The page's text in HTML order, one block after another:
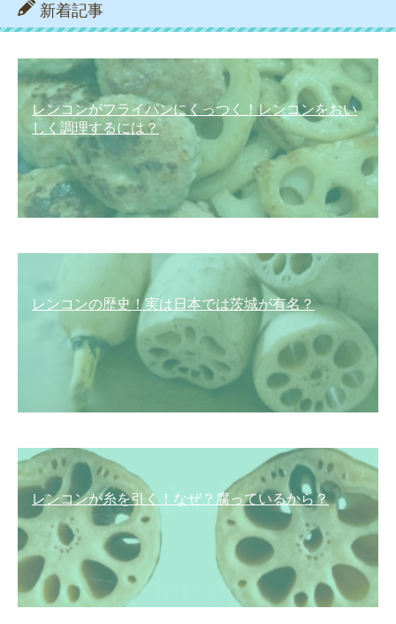
新着記事
レンコンがフライパンにくっつく！レンコンをおい
しく調理するには？
レンコンの歴史！実は日本では茨城が有名？
レンコンが糸を引く！なぜ？腐っているから？